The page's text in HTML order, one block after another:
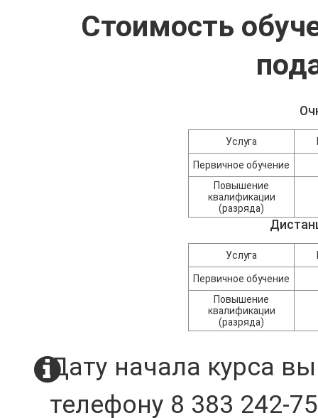
Стоимость
Услуга
Первичное обучение
Повышение
квалификации
(разряда)
Услуга
Первичное обучение
Повышение
квалификации
(разряда)
Дату начала курса
телефону 8 383 242-